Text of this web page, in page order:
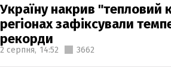
Україну накрив "тепловий
регіонах зафіксували
рекорди
2 серпня, 14:52 3662